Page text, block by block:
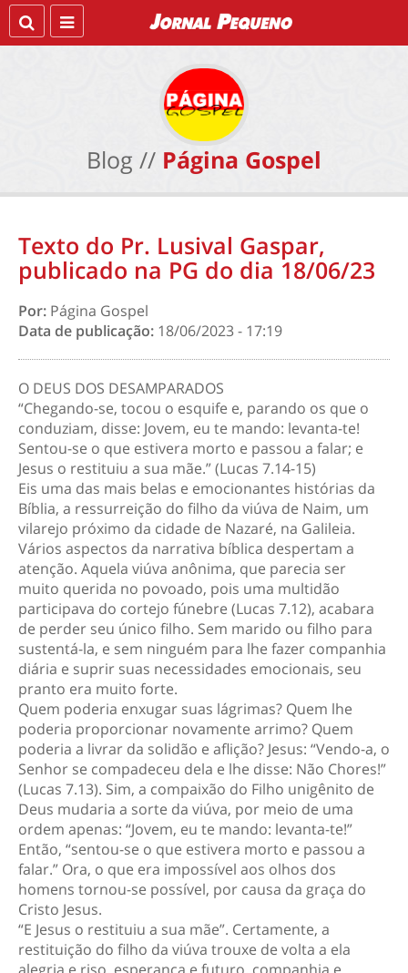
Blog // Página Gospel
Texto do Pr. Lusival Gaspar,
publicado na PG do dia 18/06/23
Por: Página Gospel
Data de publicação: 18/06/2023 - 17:19
O DEUS DOS DESAMPARADOS
“Chegando-se, tocou o esquife e, parando os que o
conduziam, disse: Jovem, eu te mando: levanta-te!
Sentou-se o que estivera morto e passou a falar; e
Jesus o restituiu a sua mãe.” (Lucas 7.14-15)
Eis uma das mais belas e emocionantes histórias da
Bíblia, a ressurreição do filho da viúva de Naim, um
vilarejo próximo da cidade de Nazaré, na Galileia.
Vários aspectos da narrativa bíblica despertam a
atenção. Aquela viúva anônima, que parecia ser
muito querida no povoado, pois uma multidão
participava do cortejo fúnebre (Lucas 7.12), acabara
de perder seu único filho. Sem marido ou filho para
sustentá-la, e sem ninguém para lhe fazer companhia
diária e suprir suas necessidades emocionais, seu
pranto era muito forte.
Quem poderia enxugar suas lágrimas? Quem lhe
poderia proporcionar novamente arrimo? Quem
poderia a livrar da solidão e aflição? Jesus: “Vendo-a, o
Senhor se compadeceu dela e lhe disse: Não Chores!”
(Lucas 7.13). Sim, a compaixão do Filho unigênito de
Deus mudaria a sorte da viúva, por meio de uma
ordem apenas: “Jovem, eu te mando: levanta-te!”
Então, “sentou-se o que estivera morto e passou a
falar.” Ora, o que era impossível aos olhos dos
homens tornou-se possível, por causa da graça do
Cristo Jesus.
“E Jesus o restituiu a sua mãe”. Certamente, a
restituição do filho da viúva trouxe de volta a ela